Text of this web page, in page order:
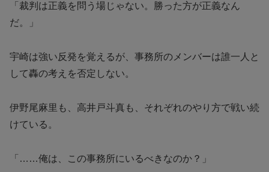
「裁判は正義を問う場じゃない。勝った方が正義なん
だ。」
宇崎は強い反発を覚えるが、事務所のメンバーは誰一人と
して轟の考えを否定しない。
伊野尾麻里も、高井戸斗真も、それぞれのやり方で戦い続
けている。
「……俺は、この事務所にいるべきなのか？」